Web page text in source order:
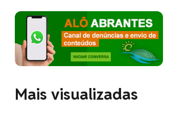
Mais visualizadas